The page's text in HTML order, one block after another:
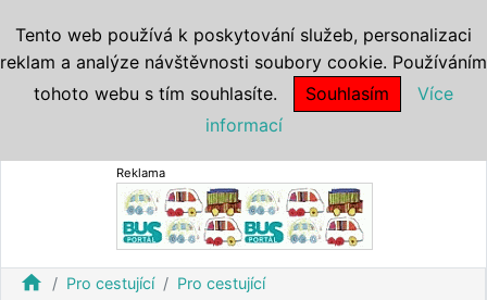
Reklama
home Pro cestující
Pro cestující
Tento web používá k poskytování služeb, personalizaci
reklam a analýze návštěvnosti soubory cookie. Používáním
tohoto webu s tím souhlasíte.
Souhlasím
Více
informací